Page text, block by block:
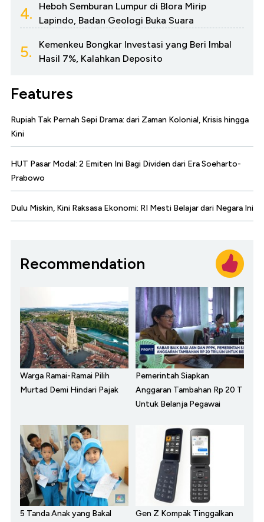
4.
Heboh Semburan Lumpur di Blora Mirip
Lapindo, Badan Geologi Buka Suara
5.
Kemenkeu Bongkar Investasi yang Beri Imbal
Hasil 7%, Kalahkan Deposito
Features
Rupiah Tak Pernah Sepi Drama: dari Zaman Kolonial, Krisis hingga
Kini
HUT Pasar Modal: 2 Emiten Ini Bagi Dividen dari Era Soeharto-
Prabowo
Dulu Miskin, Kini Raksasa Ekonomi: RI Mesti Belajar dari Negara Ini
Recommendation
Warga Ramai-Ramai Pilih
Murtad Demi Hindari Pajak
Pemerintah Siapkan
Anggaran Tambahan Rp 20 T
Untuk Belanja Pegawai
5 Tanda Anak yang Bakal
Gen Z Kompak Tinggalkan